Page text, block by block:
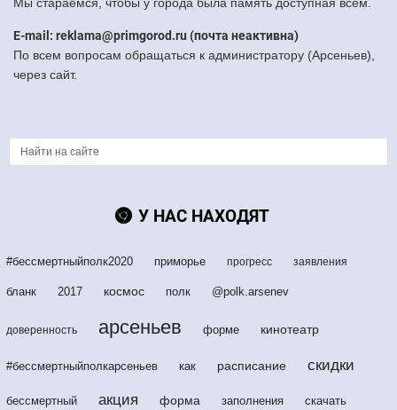
E-mail: reklama@primgorod.ru (почта неактивна)
По всем вопросам обращаться к администратору (Арсеньев),
через сайт.
У НАС НАХОДЯТ
#бессмертныйполк2020 приморье прогресс заявления
бланк 2017 космос полк @polk.arsenev
доверенность арсеньев форме кинотеатр
#бессмертныйполкарсеньев как расписание скидки
бессмертный акция форма заполнения скачать